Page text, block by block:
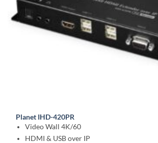
Planet IHD-420PR
Video Wall 4K/60
HDMI & USB over IP